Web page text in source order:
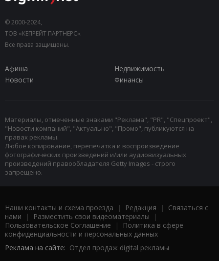
© 2000-2024,
ТОВ «КЕПРЕЙТ ПАРТНЕРС».
Все права защищены.
Афиша
Недвижимость
Новости
Финансы
Материалы, отмеченные знаками "Реклама", "PR", "Спецпроект",
"Новости компаний", "Актуально", "Промо", публикуются на
правах рекламы.
Любое копирование, перепечатка и воспроизведение
фотографических произведений и/или аудиовизуальных
произведений правообладателя Getty Images - строго
запрещено.
Наши контакты и схема проезда | Редакция | Связаться с
нами | Разместить свои видеоматериалы |
Пользовательское Соглашение |
Политика в сфере
конфиденциальности и персональных данных
Реклама на сайте: Отдел продаж digital рекламы